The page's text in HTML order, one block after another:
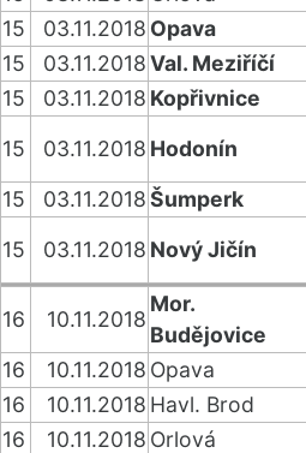
15
03.11.2018 Opava
15
03.11.2018Val. Meziříčí
15
03.11.2018 Kopřivnice
15
03.11.2018 Hodonín
15
03.11.2018Šumperk
15
03.11.2018 Nový Jičín
16 10.11.2018
Mor.
Budějovice
16
10.11.2018 Opava
16
10.11.2018 Havl. Brod
16
10.11.2018 Orlová